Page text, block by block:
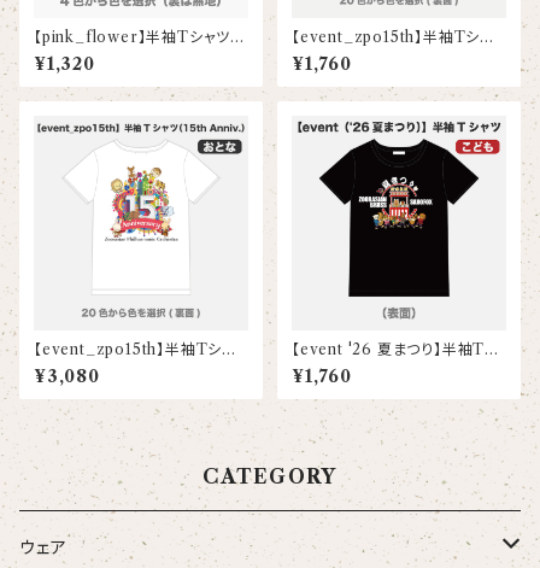
【pink_flower】半袖Tシャツ
(ベビー)
¥1,320
【event_zpo15th】半袖Tシャ
ツ（15th Anniv.）(こども)
¥1,760
【event_zpo15th】半袖Tシャ
ツ（15th Anniv.）(大人)
¥3,080
【event '26 夏まつり】半袖Tシ
ャツ(こども)
¥1,760
CATEGORY
ウェア